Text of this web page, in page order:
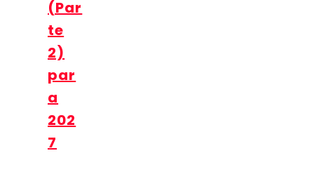
(Par
te
2)
par
a
202
7